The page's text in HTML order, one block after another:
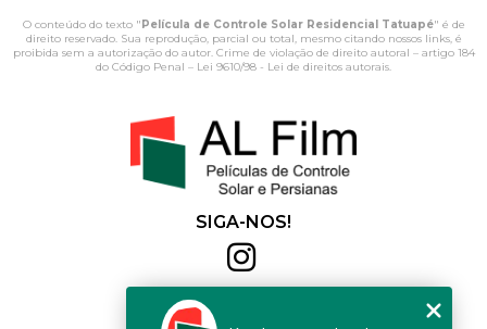
O conteúdo do texto " Película de Controle Solar Residencial Tatuapé" é de
direito reservado. Sua reprodução, parcial ou total, mesmo citando nossos links, é
proibida sem a autorização do autor. Crime de violação de direito autoral – artigo 184
do Código Penal – Lei 9610/98 - Lei de direitos autorais.
SIGA-NOS!
(11) 2564-4684